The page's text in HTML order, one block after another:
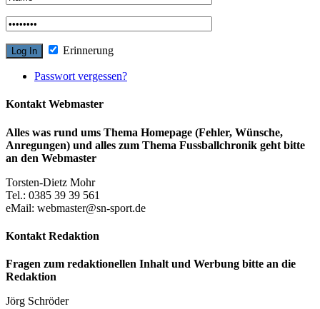
Erinnerung
Passwort vergessen?
Kontakt Webmaster
Alles was rund ums Thema Homepage (Fehler, Wünsche,
Anregungen) und alles zum Thema Fussballchronik geht bitte
an den Webmaster
Torsten-Dietz Mohr
Tel.: 0385 39 39 561
eMail: webmaster@sn-sport.de
Kontakt Redaktion
Fragen zum redaktionellen Inhalt und Werbung bitte an die
Redaktion
Jörg Schröder